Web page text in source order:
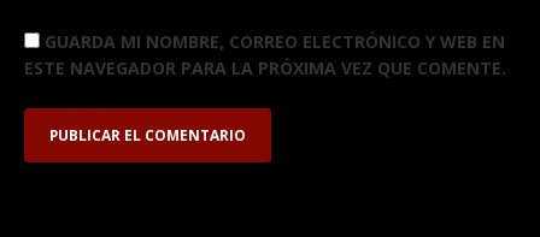
GUARDA MI NOMBRE, CORREO ELECTRÓNICO Y WEB EN
ESTE NAVEGADOR PARA LA PRÓXIMA VEZ QUE COMENTE.